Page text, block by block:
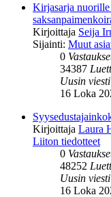
Kirjasarja nuorille
Kirjoittaja Seija
Sijainti: Muut
0
34387
Uusin viesti
16 Loka
Kirjoittaja Laura
Liiton tiedotteet
0
48252
Uusin viesti
16 Loka